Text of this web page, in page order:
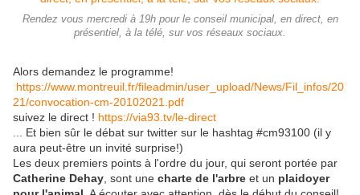
Rendez vous mercredi à 19h pour le conseil municipal, en direct, en
présentiel, à la télé, sur vos réseaux sociaux.
Alors demandez le programme!
https://www.montreuil.fr/fileadmin/user_upload/News/Fil_infos/20
21/convocation-cm-20102021.pdf
suivez le direct ! https://via93.tv/le-direct
... Et bien sûr le débat sur twitter sur le hashtag #cm93100 (il y
aura peut-être un invité surprise!)
Les deux premiers points à l'ordre du jour, qui seront portée par
Catherine Dehay , sont une charte de l'arbre et un plaidoyer